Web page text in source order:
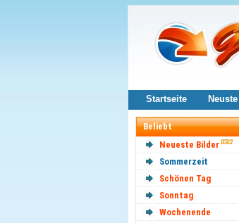
Startseite Neuste
Beliebt
Neueste Bilder
Sommerzeit
Schönen Tag
Sonntag
Wochenende